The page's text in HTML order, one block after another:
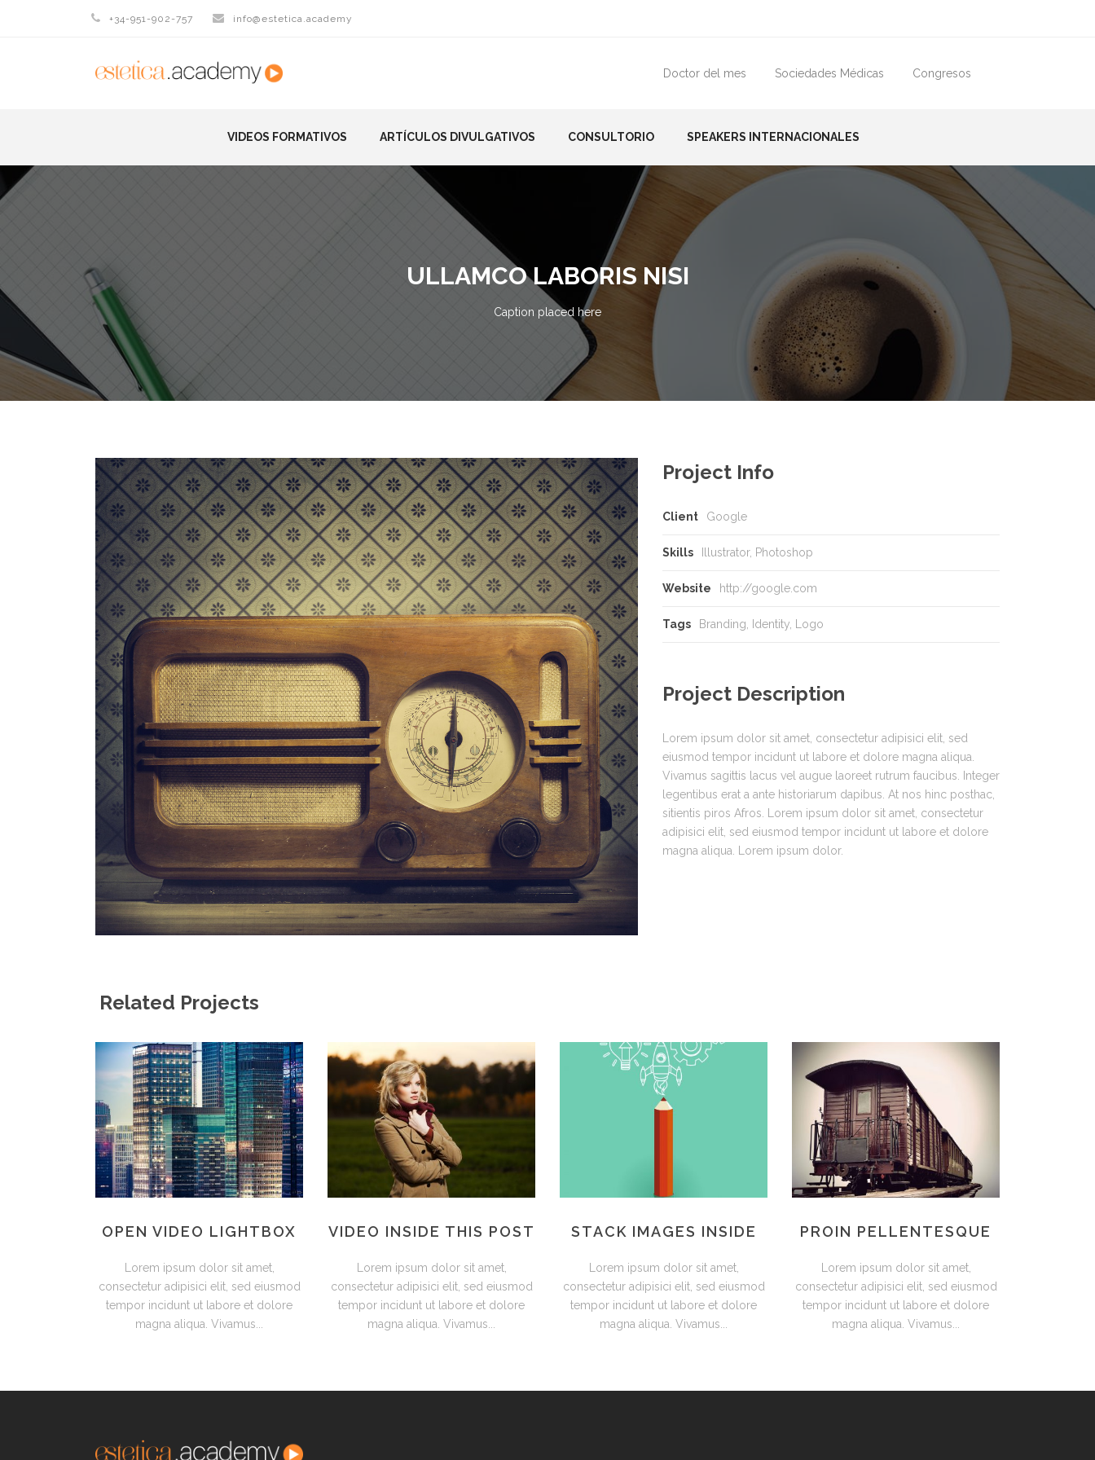
+34-951-902-757 info@estetica.academy
Doctor del mes Sociedades Médicas Congresos
VIDEOS FORMATIVOS ARTÍCULOS DIVULGATIVOS CONSULTORIO SPEAKERS INTERNACIONALES
ULLAMCO LABORIS NISI
Caption placed here
Project Info
Client Google
Skills Illustrator, Photoshop
Website http://google.com
Tags Branding Identity Logo
Project Description
Lorem ipsum dolor sit amet, consectetur adipisici elit, sed
eiusmod tempor incidunt ut labore et dolore magna aliqua.
Vivamus sagittis lacus vel augue laoreet rutrum faucibus. Integer
legentibus erat a ante historiarum dapibus. At nos hinc posthac,
sitientis piros Afros. Lorem ipsum dolor sit amet, consectetur
adipisici elit, sed eiusmod tempor incidunt ut labore et dolore
magna aliqua. Lorem ipsum dolor.
Related Projects
OPEN VIDEO LIGHTBOX
Lorem ipsum dolor sit amet,
consectetur adipisici elit, sed eiusmod
tempor incidunt ut labore et dolore
magna aliqua. Vivamus...
VIDEO INSIDE THIS POST
Lorem ipsum dolor sit amet,
consectetur adipisici elit, sed eiusmod
tempor incidunt ut labore et dolore
magna aliqua. Vivamus...
STACK IMAGES INSIDE
Lorem ipsum dolor sit amet,
consectetur adipisici elit, sed eiusmod
tempor incidunt ut labore et dolore
magna aliqua. Vivamus...
PROIN PELLENTESQUE
Lorem ipsum dolor sit amet,
consectetur adipisici elit, sed eiusmod
tempor incidunt ut labore et dolore
magna aliqua. Vivamus...